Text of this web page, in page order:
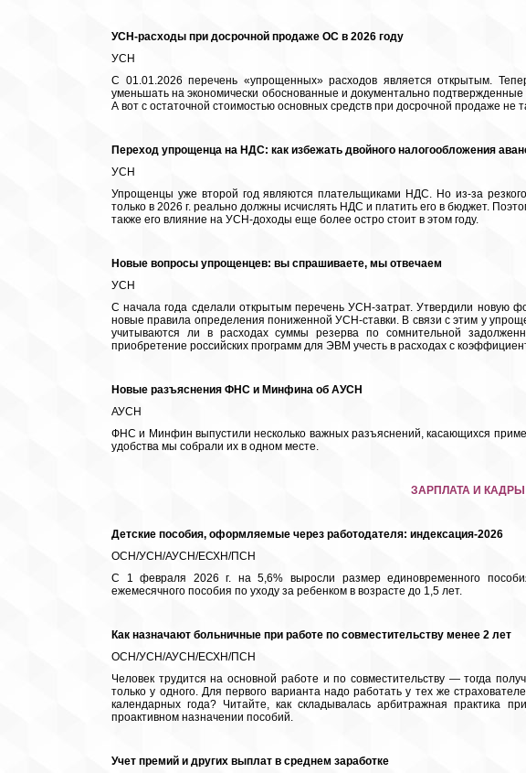
УСН-расходы при досрочной продаже ОС в 2026 году
УСН
С 01.01.2026 перечень «упрощенных» расходов является открытым.
уменьшать на экономически обоснованные и документально
А вот с остаточной стоимостью основных средств при досрочной продаже не
Переход упрощенца на НДС: как избежать двойного налогообложения
УСН
Упрощенцы уже второй год являются плательщиками НДС. Но из-за
только в 2026 г. реально должны исчислять НДС и платить его в бюджет.
также его влияние на УСН-доходы еще более остро стоит в этом году.
Новые вопросы упрощенцев: вы спрашиваете, мы отвечаем
УСН
С начала года сделали открытым перечень УСН-затрат. Утвердили новую
новые правила определения пониженной УСН-ставки. В связи с этим у
учитываются ли в расходах суммы резерва по сомнительной
приобретение российских программ для ЭВМ учесть в расходах с
Новые разъяснения ФНС и Минфина об АУСН
АУСН
ФНС и Минфин выпустили несколько важных разъяснений, касающихся
удобства мы собрали их в одном месте.
ЗАРПЛАТА И КАДРЫ
Детские пособия, оформляемые через работодателя: индексация-2026
ОСН/УСН/АУСН/ЕСХН/ПСН
С 1 февраля 2026 г. на 5,6% выросли размер единовременного
ежемесячного пособия по уходу за ребенком в возрасте до 1,5 лет.
Как назначают больничные при работе по совместительству менее 2 лет
ОСН/УСН/АУСН/ЕСХН/ПСН
Человек трудится на основной работе и по совместительству — тогда
только у одного. Для первого варианта надо работать у тех же
календарных года? Читайте, как складывалась арбитражная практика
проактивном назначении пособий.
Учет премий и других выплат в среднем заработке